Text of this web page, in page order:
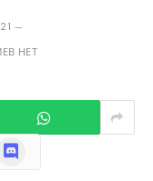
НЕТ
Discord